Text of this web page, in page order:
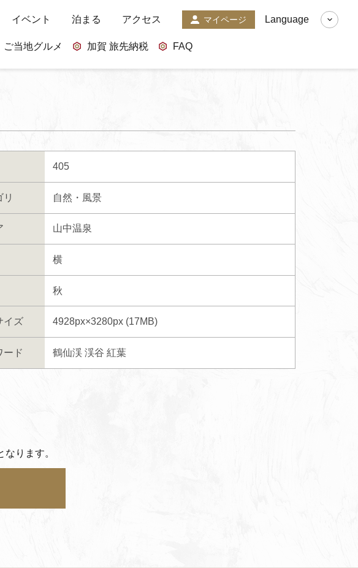
イベント 泊まる アクセス マイページ
ご当地グルメ 加賀 旅先納税 FAQ
Language
405
リ 自然・風景
山中温泉
横
秋
イズ 4928px×3280px (17MB)
ード 鶴仙渓 渓谷 紅葉
ります。